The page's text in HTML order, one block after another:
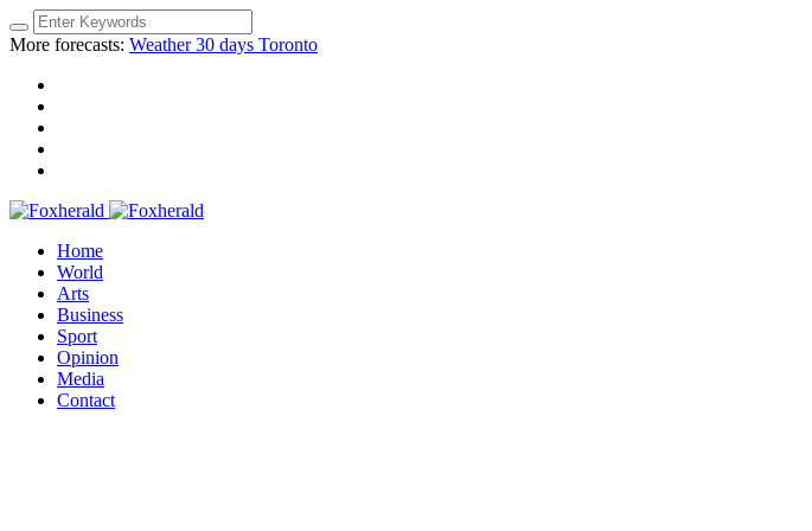
More forecasts: Weather 30 days Toronto
Home
World
Arts
Business
Sport
Opinion
Media
Contact